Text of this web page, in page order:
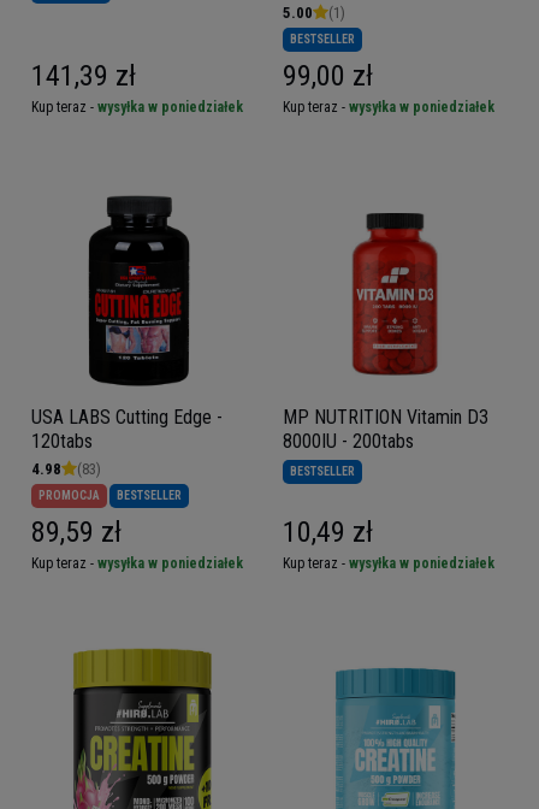
141,39 zł
Kup teraz - wysyłka w poniedziałek
5.00 (1)
BESTSELLER
99,00 zł
Kup teraz - wysyłka w poniedziałek
USA LABS Cutting Edge -
120tabs
4.98 (83)
PROMOCJA BESTSELLER
89,59 zł
Kup teraz - wysyłka w poniedziałek
MP NUTRITION Vitamin D3
8000IU - 200tabs
BESTSELLER
10,49 zł
Kup teraz - wysyłka w poniedziałek